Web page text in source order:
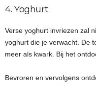
4. Yoghurt
Verse yoghurt invriezen zal
yoghurt die je verwacht. De
meer als kwark. Bij het
Bevroren en vervolgens